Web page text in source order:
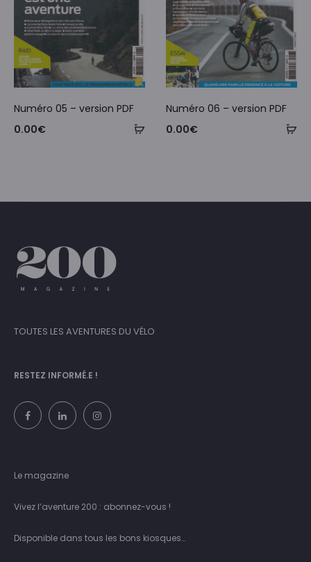
Numéro 05 – version PDF
0.00€
Numéro 06 – version PDF
0.00€
TOUTES LES AVENTURES DU VÉLO
RESTEZ INFORMÉ.E !
Le magazine
Vivez l’aventure 200 : abonnez-vous !
Disponible dans tous les bons kiosques…